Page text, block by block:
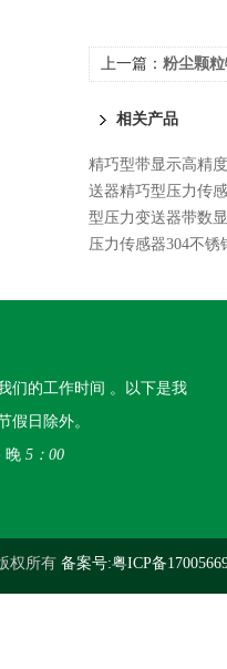
上一篇： 粉尘颗
相关产品
精巧型带显示高精
送器精巧型压力传
型压力变送器带数
压力传感器304不锈
们的工作时间 。以下是我
假日除外。
晚 5：00
权所有 备案号:粤ICP备